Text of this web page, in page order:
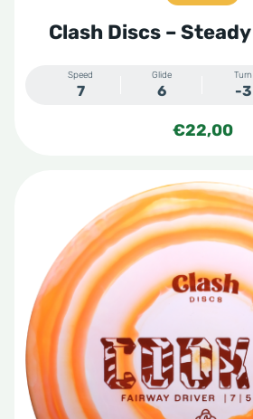
Clash Discs –
Speed
7
Glide
6
Turn
-3
€22,00